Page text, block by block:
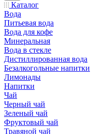
Каталог
Вода
Питьевая вода
Вода для кофе
Минеральная
Вода в стекле
Дистиллированная вода
Безалкогольные напитки
Лимонады
Напитки
Чай
Черный чай
Зеленый чай
Фруктовый чай
Травяной чай